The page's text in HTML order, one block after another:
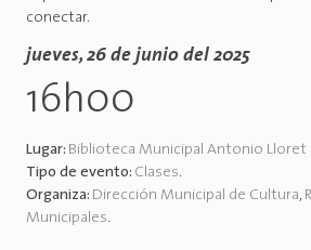
conectar.
jueves, 26 de junio del 2025
16h00
Lugar: Biblioteca Municipal Antonio Lloret
Tipo de evento: Clases.
Organiza: Dirección Municipal de Cultura,
Municipales.